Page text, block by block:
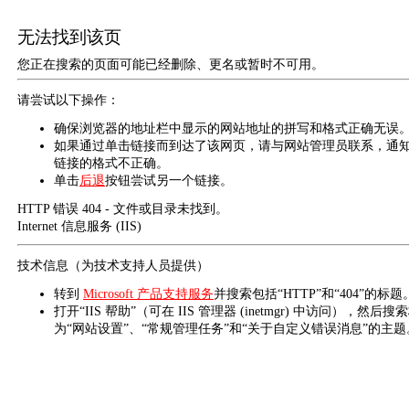
无法找到该页
您正在搜索的页面可能已经删除、更名或暂时不可用。
请尝试以下操作：
确保浏览器的地址栏中显示的网站地址的拼写和格式正确无误
如果通过单击链接而到达了该网页，请与网站管理员联系，通
链接的格式不正确。
单击后退按钮尝试另一个链接。
HTTP 错误 404 - 文件或目录未找到。
Internet 信息服务 (IIS)
技术信息（为技术支持人员提供）
转到 Microsoft 产品支持服务并搜索包括“HTTP”和“404”的标题
打开“IIS 帮助”（可在 IIS 管理器 (inetmgr) 中访问），然后搜
为“网站设置”、“常规管理任务”和“关于自定义错误消息”的主题